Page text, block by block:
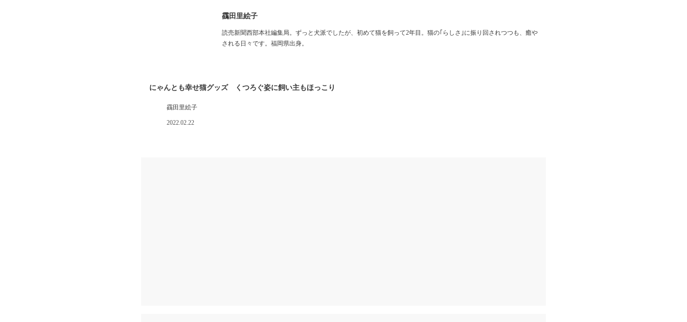
靍田里絵子
読売新聞西部本社編集局。ずっと犬派でしたが、初めて猫を飼って2年目。猫の｢らしさ｣に振り回されつつも、癒や
される日々です。福岡県出身。
にゃんとも幸せ猫グッズ くつろぐ姿に飼い主もほっこり
靍田里絵子
2022.02.22